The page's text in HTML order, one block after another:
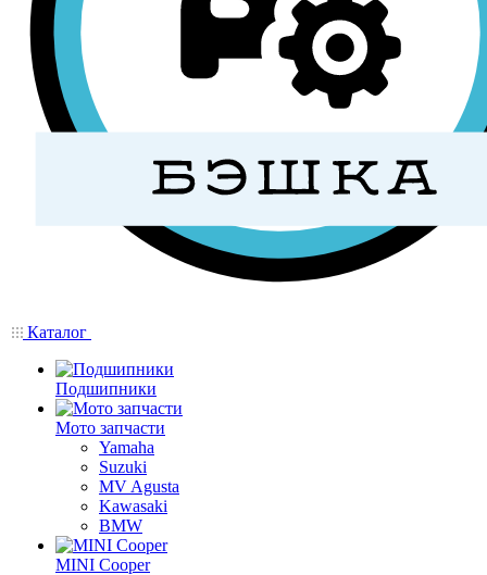
Каталог
Подшипники
Мото запчасти
Yamaha
Suzuki
MV Agusta
Kawasaki
BMW
MINI Cooper